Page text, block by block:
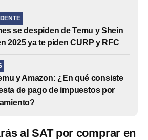
se despiden de Temu y Shein
2025 ya te piden CURP y RFC
y Amazon: ¿En qué consiste
de pago de impuestos por
al SAT por comprar en